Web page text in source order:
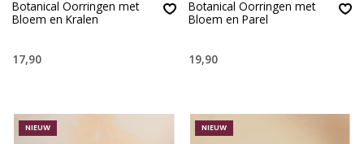
Botanical Oorringen met
Bloem en Kralen
17,90
Botanical Oorringen met
Bloem en Parel
19,90
NIEUW NIEUW